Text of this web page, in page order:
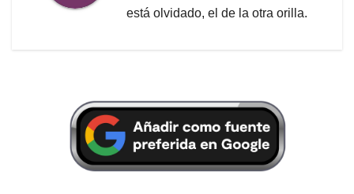
está olvidado, el de la otra orilla.